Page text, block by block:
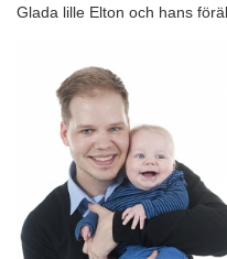
Glada lille Elton och hans